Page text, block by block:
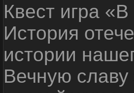
Квест игра
История
истории
Вечную